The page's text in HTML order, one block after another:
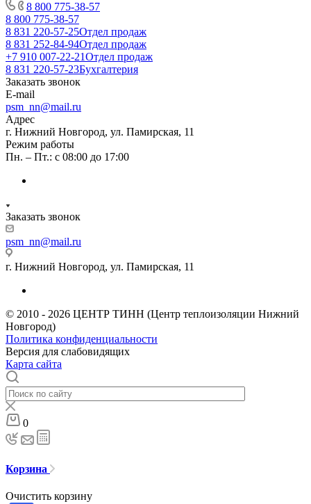
8 800 775-38-57
8 800 775-38-57
8 831 220-57-25Отдел продаж
8 831 252-84-94Отдел продаж
+7 910 007-22-21Отдел продаж
8 831 220-57-23Бухгалтерия
Заказать звонок
E-mail
psm_nn@mail.ru
Адрес
г. Нижний Новгород, ул. Памирская, 11
Режим работы
Пн. – Пт.: с 08:00 до 17:00
Заказать звонок
psm_nn@mail.ru
г. Нижний Новгород, ул. Памирская, 11
© 2010 - 2026 ЦЕНТР ТИНН (Центр теплоизоляции Нижний
Новгород)
Политика конфиденциальности
Версия для слабовидящих
Карта сайта
0
Корзина
Очистить корзину